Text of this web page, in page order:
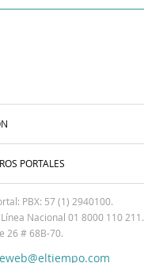
PORTALES
PBX: 57 (1) 2940100.
Nacional 01 8000 110 211.
26 # 68B-70.